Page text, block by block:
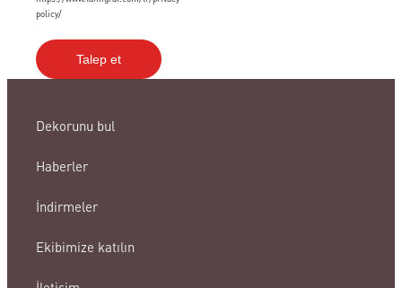
policy/
Dekorunu bul
Haberler
İndirmeler
Ekibimize katılın